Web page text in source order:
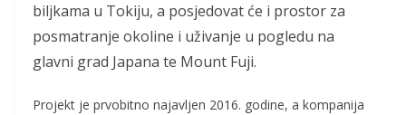
biljkama u Tokiju, a posjedovat će i prostor za
posmatranje okoline i uživanje u pogledu na
glavni grad Japana te Mount Fuji.
Projekt je prvobitno najavljen 2016. godine, a kompanija